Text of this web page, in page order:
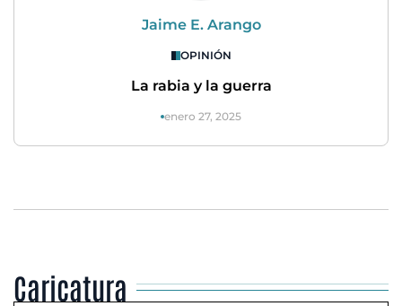
Jaime E. Arango
OPINIÓN
La rabia y la guerra
enero 27, 2025
Caricatura